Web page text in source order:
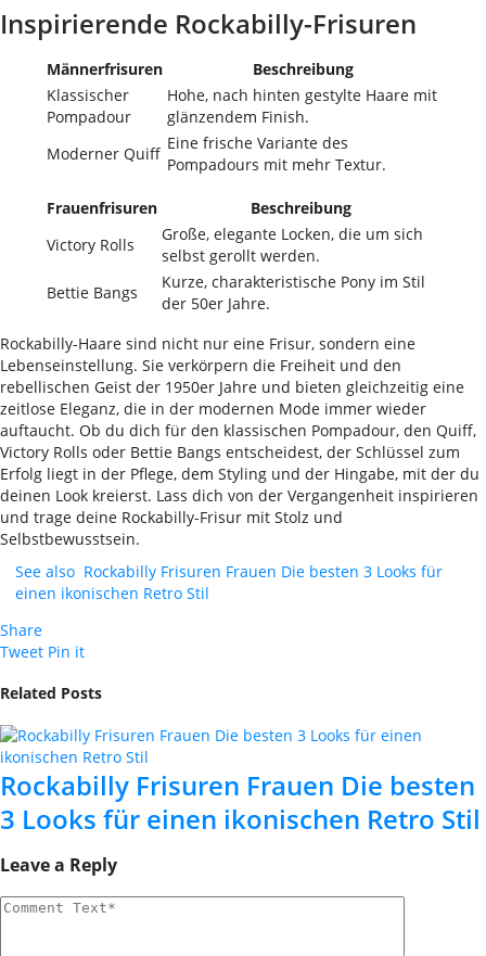
Inspirierende Rockabilly-Frisuren
Männerfrisuren
Beschreibung
Klassischer
Pompadour
Hohe, nach hinten gestylte Haare mit
glänzendem Finish.
Moderner Quiff
Eine frische Variante des
Pompadours mit mehr Textur.
Frauenfrisuren
Beschreibung
Victory Rolls
Große, elegante Locken, die um sich
selbst gerollt werden.
Bettie Bangs
Kurze, charakteristische Pony im Stil
der 50er Jahre.
Rockabilly-Haare sind nicht nur eine Frisur, sondern eine
Lebenseinstellung. Sie verkörpern die Freiheit und den
rebellischen Geist der 1950er Jahre und bieten gleichzeitig eine
zeitlose Eleganz, die in der modernen Mode immer wieder
auftaucht. Ob du dich für den klassischen Pompadour, den Quiff,
Victory Rolls oder Bettie Bangs entscheidest, der Schlüssel zum
Erfolg liegt in der Pflege, dem Styling und der Hingabe, mit der du
deinen Look kreierst. Lass dich von der Vergangenheit inspirieren
und trage deine Rockabilly-Frisur mit Stolz und
Selbstbewusstsein.
See also Rockabilly Frisuren Frauen Die besten 3 Looks für
einen ikonischen Retro Stil
Share
Tweet Pin it
Related Posts
Rockabilly Frisuren Frauen Die besten
3 Looks für einen ikonischen Retro Stil
Leave a Reply